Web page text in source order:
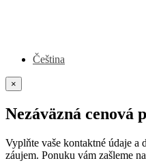
Čeština
×
Nezáväzná cenová
Vyplňte vaše kontaktné údaje a
záujem. Ponuku vám zašleme